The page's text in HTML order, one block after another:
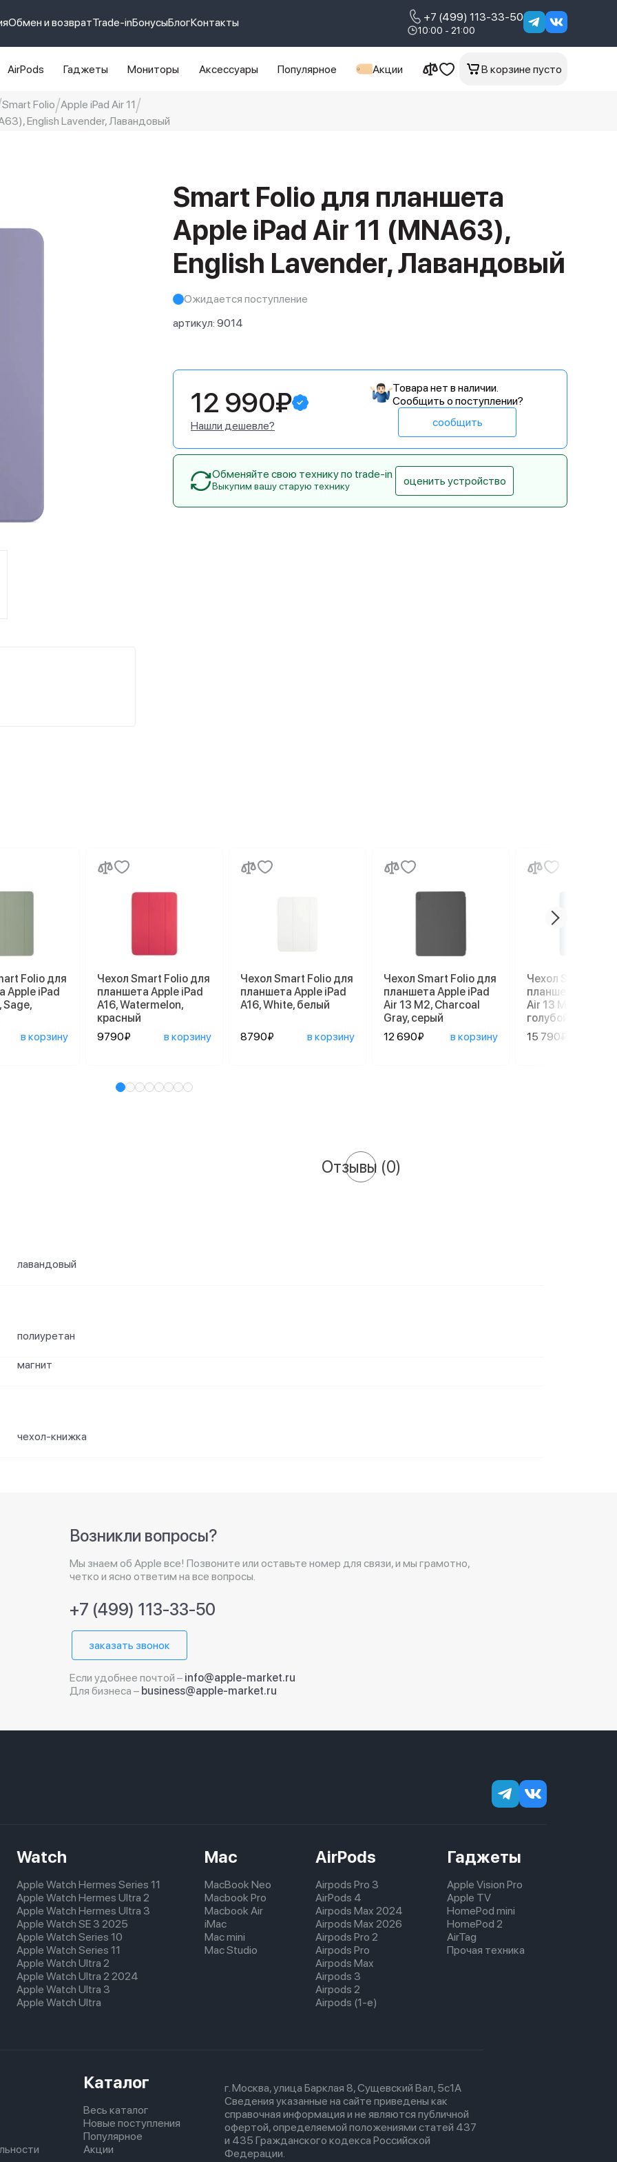
Обмен и возвратTrade-inБонусыБлогКонтакты +7 (499) 113-33-50
10:00 - 21:00
AirPods Гаджеты Мониторы Аксессуары Популярное Акции В корзине пусто
14 pro max айфон 14
Smart Folio Apple iPad Air 11
English Lavender, Лавандовый
Smart Folio для планшета
Apple iPad Air 11 (MNA63),
English Lavender, Лавандовый
Ожидается поступление
артикул: 9014
12 990₽
Нашли дешевле?
Товара нет в наличии.
Сообщить о поступлении?
сообщить
Обменяйте свою технику по trade-in
Выкупим вашу старую технику оценить устройство
Folio для
Apple iPad
Sage,
в корзину
Чехол Smart Folio для
планшета Apple iPad
A16, Watermelon,
красный
9790₽
в корзину
Чехол Smart Folio для
планшета Apple iPad
A16, White, белый
8790₽ в корзину
Чехол Smart Folio для
планшета Apple iPad
Air 13 M2, Charcoal
Gray, серый
12 690₽
в корзину
Чехол Smart
планшета Apple
Air 13 M2, Denim,
голубой
15 790₽
Отзывы (0)
лавандовый
полиуретан
магнит
чехол-книжка
Возникли вопросы?
Мы знаем об Apple все! Позвоните или оставьте номер для связи, и мы грамотно,
четко и ясно ответим на все вопросы.
+7 (499) 113-33-50
заказать звонок
Если удобнее почтой – info@apple-market.ru
Для бизнеса – business@apple-market.ru
Watch
Apple Watch Hermes Series 11
Apple Watch Hermes Ultra 2
Apple Watch Hermes Ultra 3
Apple Watch SE 3 2025
Apple Watch Series 10
Apple Watch Series 11
Apple Watch Ultra 2
Apple Watch Ultra 2 2024
Apple Watch Ultra 3
Apple Watch Ultra
Mac
MacBook Neo
Macbook Pro
Macbook Air
iMac
Mac mini
Mac Studio
AirPods
Airpods Pro 3
AirPods 4
Airpods Max 2024
Airpods Max 2026
Airpods Pro 2
Airpods Pro
Airpods Max
Airpods 3
Airpods 2
Airpods (1-е)
Гаджеты
Apple Vision Pro
Apple TV
HomePod mini
HomePod 2
AirTag
Прочая техника
Каталог
Весь каталог
Новые поступления
Популярное
Акции
г. Москва, улица Барклая 8, Сущевский Вал, 5с1А
Сведения указанные на сайте приведены как
справочная информация и не являются публичной
офертой, определяемой положениями статей 437
и 435 Гражданского кодекса Российской
Федерации.